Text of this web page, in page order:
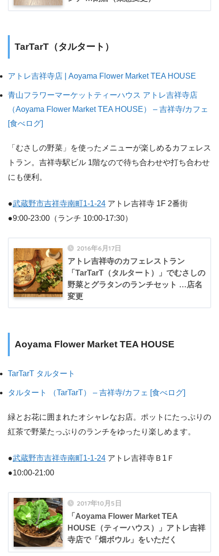
TarTarT（タルタート）
アトレ吉祥寺店 | Aoyama Flower Market TEA HOUSE
青山フラワーマーケットティーハウス アトレ吉祥寺店
（Aoyama Flower Market TEA HOUSE） – 吉祥寺/カフェ
[食べログ]
「むさしの野菜」を使ったメニューが楽しめるカフェレス
トラン。吉祥寺駅ビル 1階なので待ち合わせや打ち合わせ
にも便利。
●武蔵野市吉祥寺南町1-1-24 アトレ吉祥寺 1F 2番街
●9:00-23:00（ランチ 10:00-17:30）
2016年6月17日
アトレ吉祥寺のカフェレストラン
「TarTarT（タルタート）」でむさしの
野菜とグラタンのランチセット …店名
変更
Aoyama Flower Market TEA HOUSE
TarTarT タルタート
タルタート （TarTarT） – 吉祥寺/カフェ [食べログ]
緑とお花に囲まれたオシャレなお店。ポットにたっぷりの
紅茶で野菜たっぷりのランチをゆったり楽しめます。
●武蔵野市吉祥寺南町1-1-24 アトレ吉祥寺Ｂ1Ｆ
●10:00-21:00
2017年10月5日
「Aoyama Flower Market TEA
HOUSE（ティーハウス）」アトレ吉祥
寺店で「畑ボウル」をいただく